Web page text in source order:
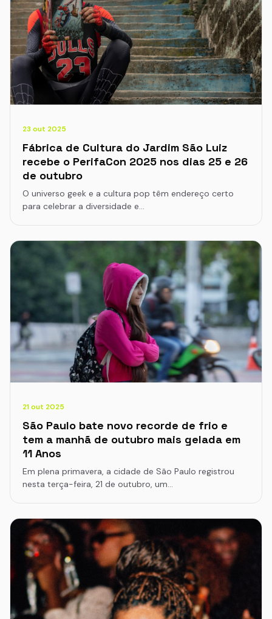
23 out 2025
Fábrica de Cultura do Jardim São Luiz
recebe o PerifaCon 2025 nos dias 25 e 26
de outubro
O universo geek e a cultura pop têm endereço certo
para celebrar a diversidade e…
21 out 2025
São Paulo bate novo recorde de frio e
tem a manhã de outubro mais gelada em
11 Anos
Em plena primavera, a cidade de São Paulo registrou
nesta terça-feira, 21 de outubro, um…